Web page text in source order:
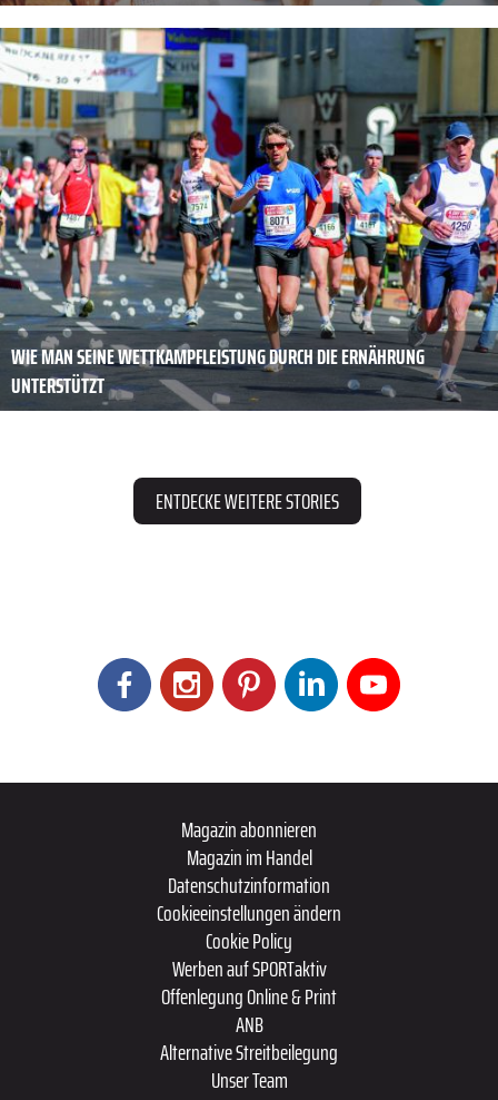
WIE MAN SEINE WETTKAMPFLEISTUNG DURCH DIE ERNÄHRUNG
UNTERSTÜTZT
ENTDECKE WEITERE STORIES
Magazin abonnieren
Magazin im Handel
Datenschutzinformation
Cookieeinstellungen ändern
Cookie Policy
Werben auf SPORTaktiv
Offenlegung Online & Print
ANB
Alternative Streitbeilegung
Unser Team